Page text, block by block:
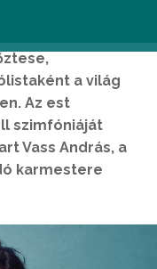
a világ
Az est
szimfóniáját
Vass András, a
karmestere